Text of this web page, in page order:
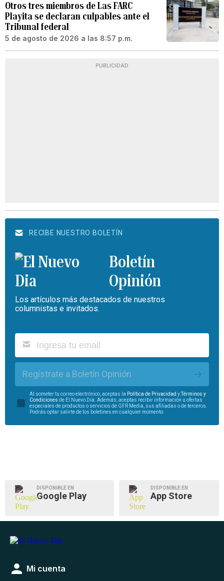
Otros tres miembros de Las FARC
Playita se declaran culpables ante el
Tribunal federal
5 de agosto de 2026 a las 8:57 p.m.
PUBLICIDAD
RECIBE NUESTRO BOLETÍN
Boletín
Opinión
Los artículos más destacados de nuestros
columnistas e invitados.
Regístrate a Boletín Opinión
Al someter tu correo electrónico, aceptas la Política de Privacidad yTérminos y
Condiciones de El Nuevo Día. Además, aceptas recibir información u ofertas
especiales de productos o servicios de GFR Media, sus afiliadas o de terceros.
Podrás optar salirte de los boletines en cualquier momento.
DISPONIBLE EN
Google Play
DISPONIBLE EN
App Store
Mi cuenta